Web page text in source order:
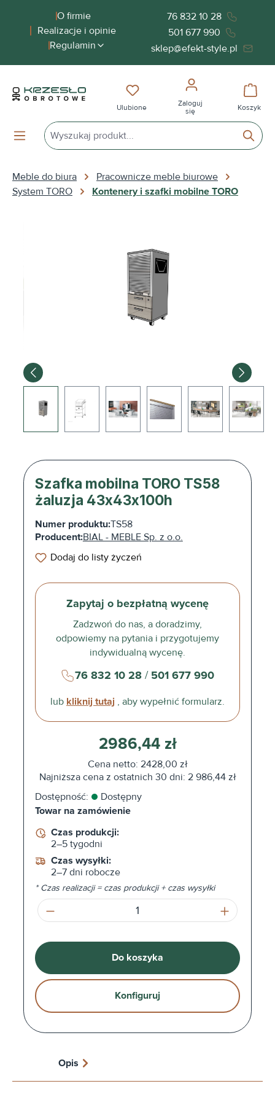
zawartościO firmie
Realizacje i opinie
Regulamin
76 832 10 28
501 677 990
sklep@efekt-style.pl
Masz 0 przedmioty na liście
Ulubione
Zaloguj
się
Koszyk
Meble do biura
Pracownicze meble biurowe
System TORO
Kontenery i szafki mobilne TORO
Szafka mobilna TORO TS58
żaluzja 43x43x100h
Numer produktu:TS58
Producent:BIAL - MEBLE Sp. z o.o.
Dodaj do listy życzeń
Zapytaj o bezpłatną wycenę
Zadzwoń do nas, a doradzimy,
odpowiemy na pytania i przygotujemy
indywidualną wycenę.
76 832 10 28/ 501 677 990
lub kliknij tutaj , aby wypełnić formularz.
2986,44 zł
Cena netto: 2428,00 zł
Najniższa cena z ostatnich 30 dni: 2 986,44 zł
Dostępność:
Dostępny
Towar na zamówienie
Czas produkcji:
2–5 tygodni
Czas wysyłki:
2–7 dni robocze
* Czas realizacji = czas produkcji + czas wysyłki
Ilość produktu: Wprowadź żądaną
Do koszyka
Konfiguruj
Opis